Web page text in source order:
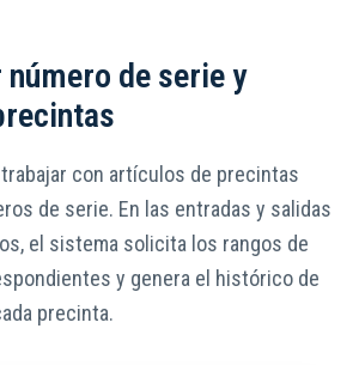
de serie y
trabajar con artículos de precintas
de serie. En las entradas y salidas
el sistema solicita los rangos de
y genera el histórico de
precinta.